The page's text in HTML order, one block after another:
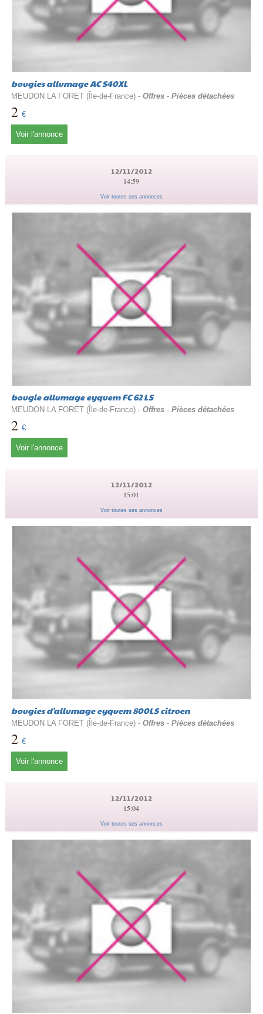
bougies allumage AC S40XL
MEUDON LA FORET (Île-de-France) - Offres- Pièces détachées
2 €
Voir l'annonce
12/11/2012
14:59
Voir toutes ses annonces
bougie allumage eyquem FC 62 LS
MEUDON LA FORET (Île-de-France) - Offres- Pièces détachées
2 €
Voir l'annonce
12/11/2012
15:01
Voir toutes ses annonces
bougies d'allumage eyquem 800LS citroen
MEUDON LA FORET (Île-de-France) - Offres- Pièces détachées
2 €
Voir l'annonce
12/11/2012
15:04
Voir toutes ses annonces